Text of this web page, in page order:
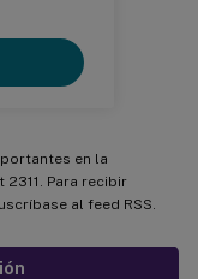
en la
Para recibir
al feed RSS.